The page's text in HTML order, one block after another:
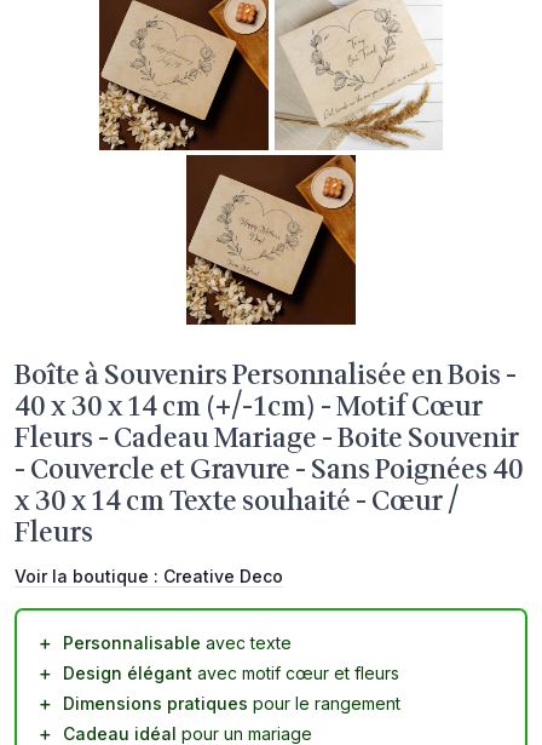
Boîte à Souvenirs Personnalisée en Bois -
40 x 30 x 14 cm (+/-1cm) - Motif Cœur
Fleurs - Cadeau Mariage - Boite Souvenir
- Couvercle et Gravure - Sans Poignées 40
x 30 x 14 cm Texte souhaité - Cœur /
Fleurs
Voir la boutique : Creative Deco
＋ Personnalisable avec texte
＋
Design élégant avec motif cœur et fleurs
＋
Dimensions pratiques pour le rangement
＋
Cadeau idéal pour un mariage